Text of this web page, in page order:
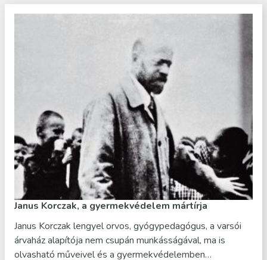
Janus Korczak, a gyermekvédelem mártírja
Janus Korczak lengyel orvos, gyógypedagógus, a varsói
árvaház alapítója nem csupán munkásságával, ma is
olvasható műveivel és a gyermekvédelemben…